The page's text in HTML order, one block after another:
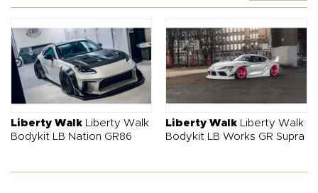
KONTAKT
O NAS OFERTA
Liberty Walk Liberty Walk
Bodykit LB Nation GR86
Liberty Walk Liberty Walk
Bodykit LB Works GR Supra